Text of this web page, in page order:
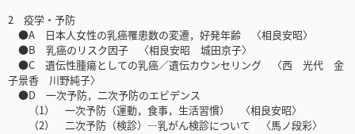
2 疫学・予防
●A 日本人女性の乳癌罹患数の変遷，好発年齢 〈相良安昭〉
●B 乳癌のリスク因子 〈相良安昭 城田京子〉
●C 遺伝性腫瘍としての乳癌／遺伝カウンセリング 〈西 光代 金
子景香 川野純子〉
●D 一次予防，二次予防のエビデンス
（1） 一次予防（運動，食事，生活習慣） 〈相良安昭〉
（2） 二次予防（検診）―乳がん検診について 〈馬ノ段彩〉